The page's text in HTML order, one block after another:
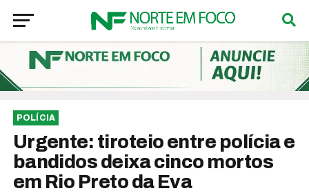
POLÍCIA
Urgente: tiroteio entre polícia e
bandidos deixa cinco mortos
em Rio Preto da Eva